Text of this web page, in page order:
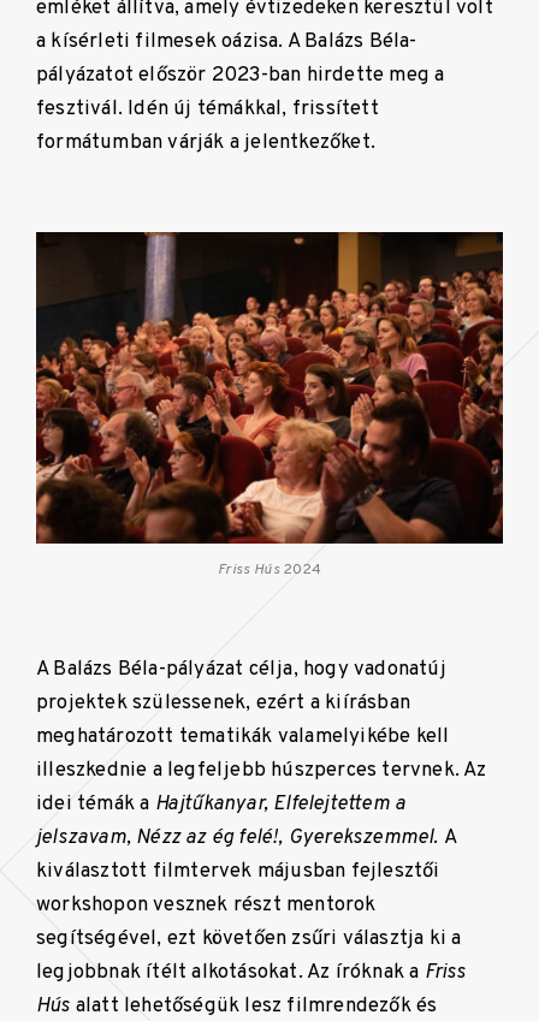
emléket állítva, amely évtizedeken keresztül volt
a kísérleti filmesek oázisa. A Balázs Béla-
pályázatot először 2023-ban hirdette meg a
fesztivál. Idén új témákkal, frissített
formátumban várják a jelentkezőket.
Friss Hús 2024
A Balázs Béla-pályázat célja, hogy vadonatúj
projektek szülessenek, ezért a kiírásban
meghatározott tematikák valamelyikébe kell
illeszkednie a legfeljebb húszperces tervnek. Az
idei témák a Hajtűkanyar, Elfelejtettem a
jelszavam, Nézz az ég felé!, Gyerekszemmel. A
kiválasztott filmtervek májusban fejlesztői
workshopon vesznek részt mentorok
segítségével, ezt követően zsűri választja ki a
legjobbnak ítélt alkotásokat. Az íróknak a Friss
Hús alatt lehetőségük lesz filmrendezők és